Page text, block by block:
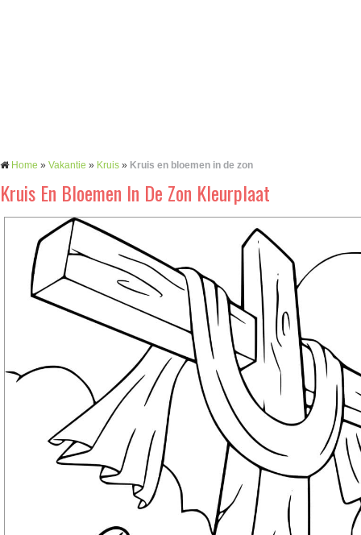
Home » Vakantie » Kruis » Kruis en bloemen in de zon
Kruis En Bloemen In De Zon Kleurplaat